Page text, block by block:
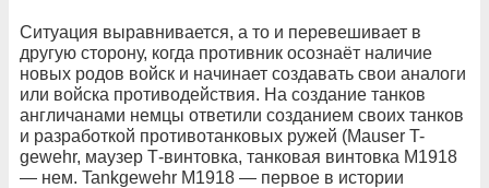
Ситуация выравнивается, а то и перевешивает в
другую сторону, когда противник осознаёт наличие
новых родов войск и начинает создавать свои аналоги
или войска противодействия. На создание танков
англичанами немцы ответили созданием своих танков
и разработкой противотанковых ружей (Mauser T-
gewehr, маузер Т-винтовка, танковая винтовка М1918
— нем. Tankgewehr M1918 — первое в истории